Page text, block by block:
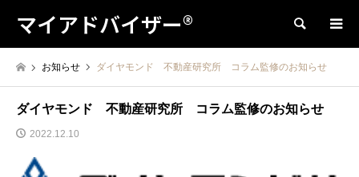
マイアドバイザー® 検索
お知らせ ダイヤモンド 不動産研究所 コラム監修のお知らせ
ダイヤモンド 不動産研究所 コラム監修のお知らせ
2022.12.10